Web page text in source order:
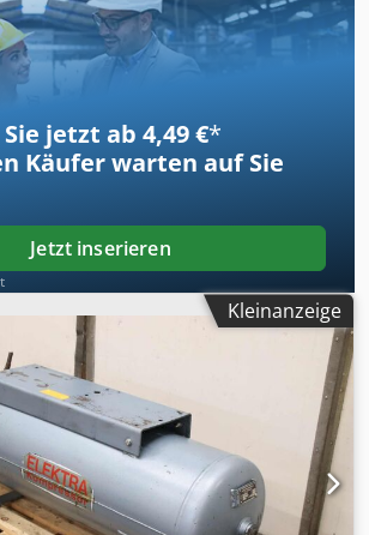
- Djdjvkyd Sepfx Aitock
jetzt ab 4,49 €*
Käufer warten auf Sie
Jetzt inserieren
Kleinanzeige